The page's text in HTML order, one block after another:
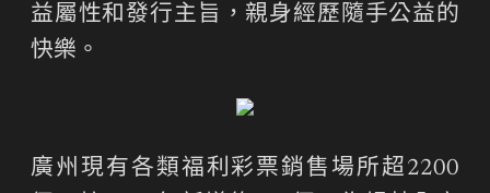
益屬性和發行主旨，親身經歷隨手公益的
快樂。
廣州現有各類福利彩票銷售場所超2200